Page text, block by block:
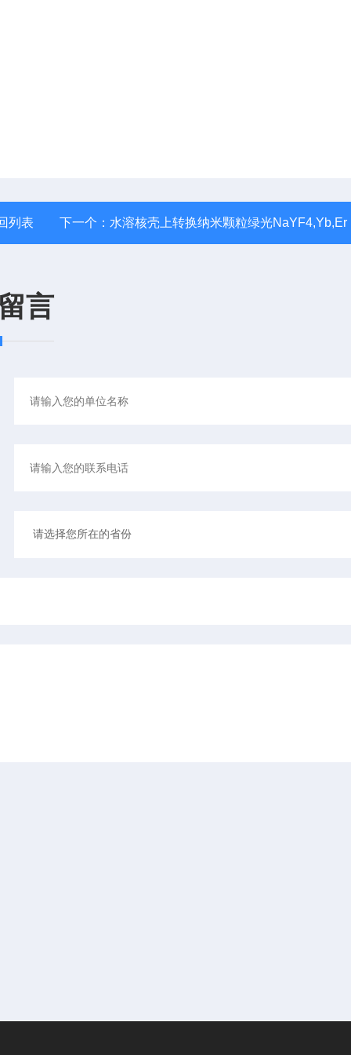
列表 下一个： 水溶核壳上转换纳米颗粒绿光NaYF4,Yb,Er NaYF4,Yb,Nd 980nm激发/808激发
言